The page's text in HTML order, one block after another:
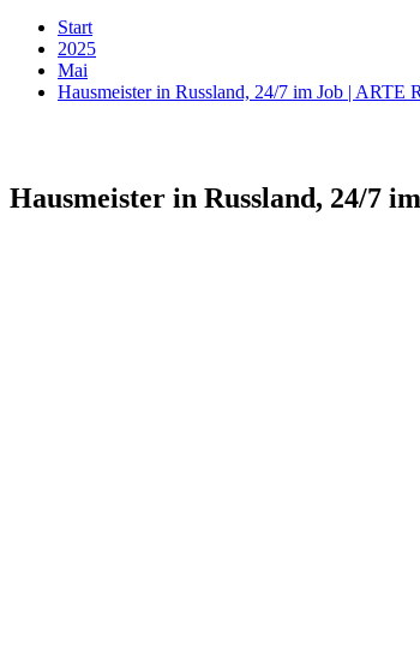
Start
2025
Mai
Hausmeister in Russland, 24/7 im Job | ARTE
Hausmeister in Russland, 24/7